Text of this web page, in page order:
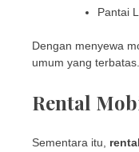
Pantai
Dengan menyewa
umum yang terbatas.
Rental
Sementara itu,